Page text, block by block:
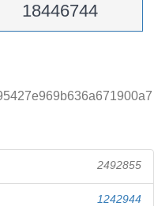
18446744
2492855
1242944